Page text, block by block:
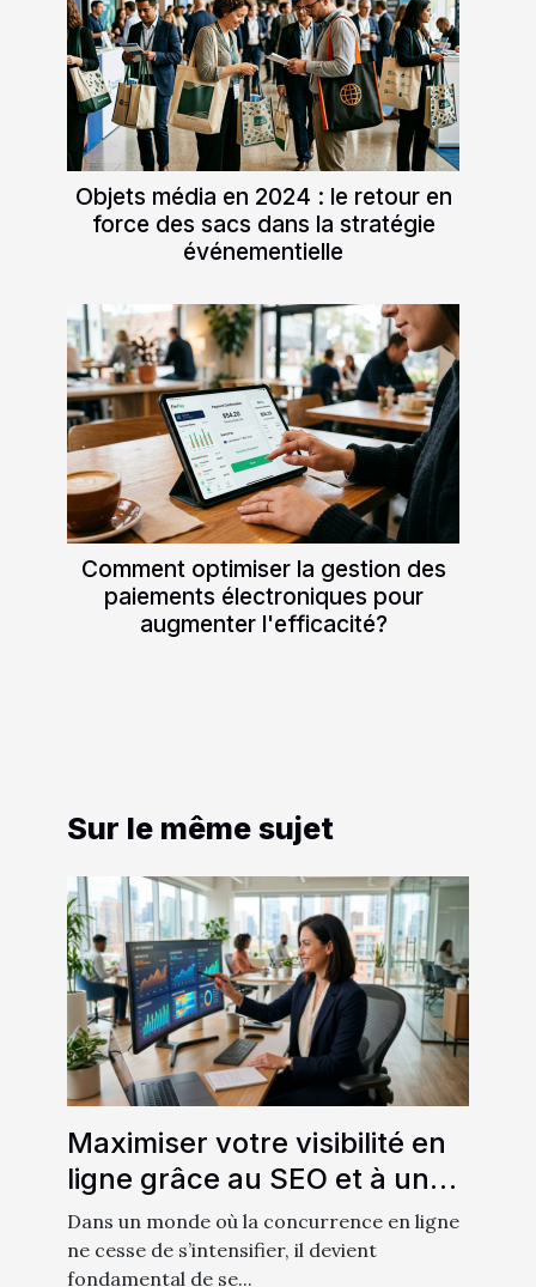
Objets média en 2024 : le retour en
force des sacs dans la stratégie
événementielle
Comment optimiser la gestion des
paiements électroniques pour
augmenter l'efficacité?
Sur le même sujet
Maximiser votre visibilité en
ligne grâce au SEO et à un
site performant
Dans un monde où la concurrence en ligne
ne cesse de s’intensifier, il devient
fondamental de se...